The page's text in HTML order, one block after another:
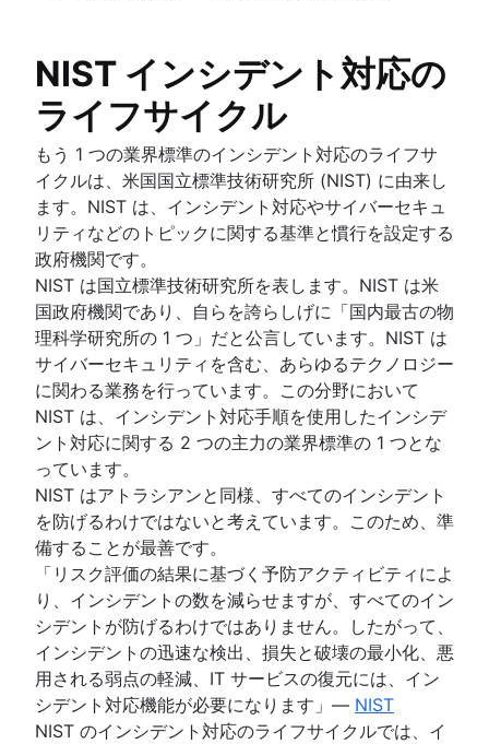
NIST インシデント対応の
ライフサイクル
もう 1 つの業界標準のインシデント対応のライフサ
イクルは、米国国立標準技術研究所 (NIST) に由来し
ます。NIST は、インシデント対応やサイバーセキュ
リティなどのトピックに関する基準と慣行を設定する
政府機関です。
NIST は国立標準技術研究所を表します。NIST は米
国政府機関であり、自らを誇らしげに「国内最古の物
理科学研究所の 1 つ」だと公言しています。NIST は
サイバーセキュリティを含む、あらゆるテクノロジー
に関わる業務を行っています。この分野において
NIST は、インシデント対応手順を使用したインシデ
ント対応に関する 2 つの主力の業界標準の 1 つとな
っています。
NIST はアトラシアンと同様、すべてのインシデント
を防げるわけではないと考えています。このため、準
備することが最善です。
「リスク評価の結果に基づく予防アクティビティによ
り、インシデントの数を減らせますが、すべてのイン
シデントが防げるわけではありません。したがって、
インシデントの迅速な検出、損失と破壊の最小化、悪
用される弱点の軽減、IT サービスの復元には、イン
シデント対応機能が必要になります」— NIST
NIST のインシデント対応のライフサイクルでは、イ